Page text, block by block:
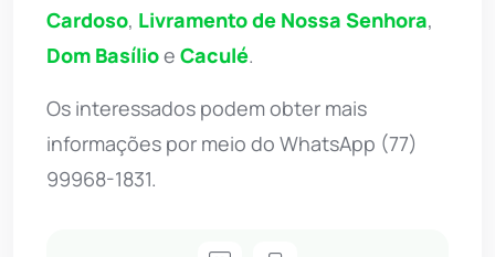
Cardoso, Livramento de Nossa Senhora,
Dom Basílioe Caculé.
Os interessados podem obter mais
informações por meio do WhatsApp (77)
99968-1831.